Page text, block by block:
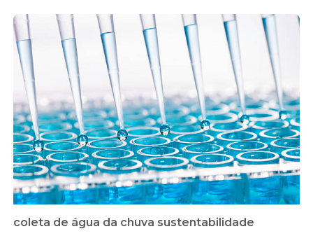
coleta de água da chuva sustentabilidade